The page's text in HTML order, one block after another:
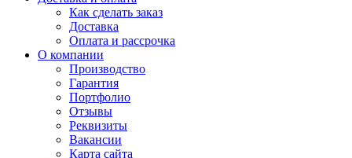
Как сделать заказ
Доставка
Оплата и рассрочка
О компании
Производство
Гарантия
Портфолио
Отзывы
Реквизиты
Вакансии
Карта сайта